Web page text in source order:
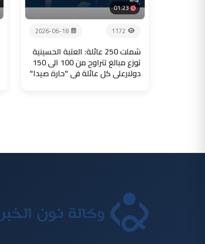
01:23
1172
2026-06-18
شملت 250 عائلة: العتبة الحسينية
توزع مبالغ تتراوح من 100 الى 150
دولارعلى كل عائلة في "حارة صيدا"